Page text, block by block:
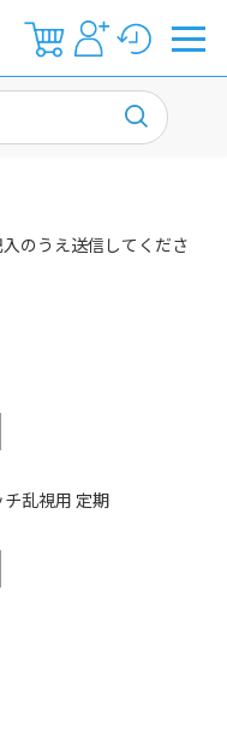
のうえ送信してくださ
乱視用 定期